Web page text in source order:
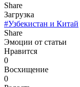
Share
Загрузка
#Узбекистан и Китай
Share
Эмоции от статьи
Нравится
0
Восхищение
0